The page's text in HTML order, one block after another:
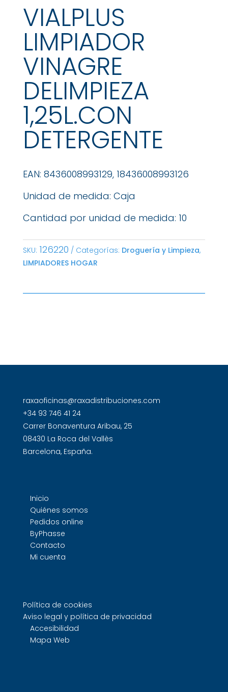
VIALPLUS
LIMPIADOR
VINAGRE
DELIMPIEZA
1,25L.CON
DETERGENTE
EAN: 8436008993129, 18436008993126
Unidad de medida: Caja
Cantidad por unidad de medida: 10
SKU: 126220 Categorías: Droguería y Limpieza,
LIMPIADORES HOGAR
raxaoficinas@raxadistribuciones.com
+34 93 746 41 24
Carrer Bonaventura Aribau, 25
08430 La Roca del Vallès
Barcelona, España.
Inicio
Quiénes somos
Pedidos online
ByPhasse
Contacto
Mi cuenta
Política de cookies
Aviso legal y política de privacidad
Accesibilidad
Mapa Web